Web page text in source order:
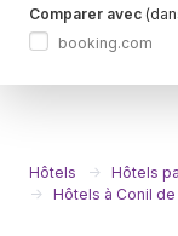
Comparer avec
booking.com
Hôtels Hôtels
Hôtels à Conil de